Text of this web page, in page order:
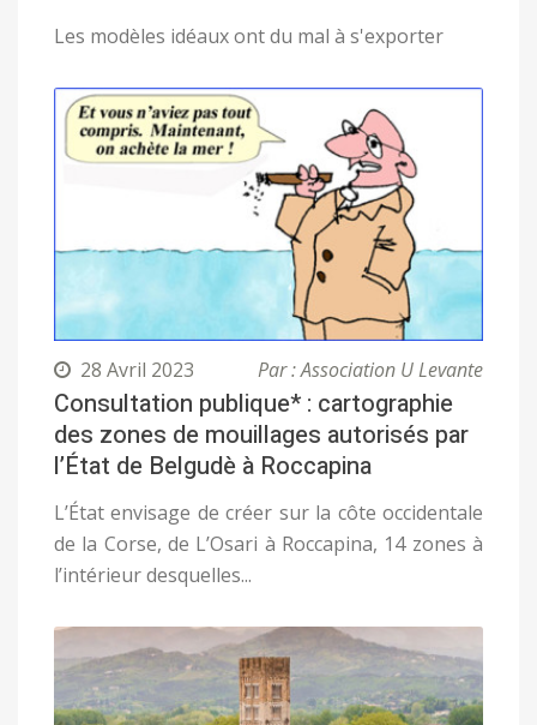
Les modèles idéaux ont du mal à s'exporter
28 Avril 2023 Par : Association U Levante
Consultation publique* : cartographie
des zones de mouillages autorisés par
l’État de Belgudè à Roccapina
L’État envisage de créer sur la côte occidentale
de la Corse, de L’Osari à Roccapina, 14 zones à
l’intérieur desquelles...